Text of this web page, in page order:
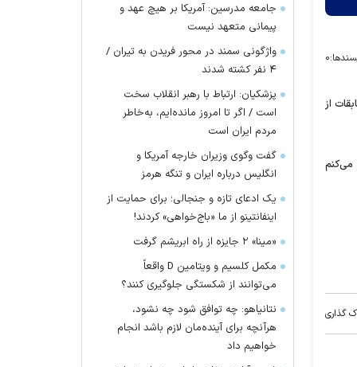
۰
از
می‌کنم
گذاری
جامعه مدرسین: آمریکا بر هیچ عهد و
پیمانی متعهد نیست
واژگونی سمند در محور فریدن به تیران /
۴ نفر کشته شدند
پزشکیان: ارتباط با رهبر انقلاب سخت
است / اگر تا امروز مانده‌ایم، به‌خاطر
مردم ایران است
گفت وگوی وزیران خارجه آمریکا و
انگلیس درباره ایران و تنگه هرمز
یک ادعای تازه و جنجالی؛ برای حمایت از
اینفانتینو از ما «باج‌خواهی» کردند!
«مینا» ۲ جایزه از راه ابریشم گرفت
مکمل کلسیم و ویتامین D واقعاً
می‌توانند از شکستگی جلوگیری کنند؟
نتانیاهو: چه توافق شود چه نشود،
هرآنچه برای آینده‌مان لازم باشد انجام
خواهیم داد